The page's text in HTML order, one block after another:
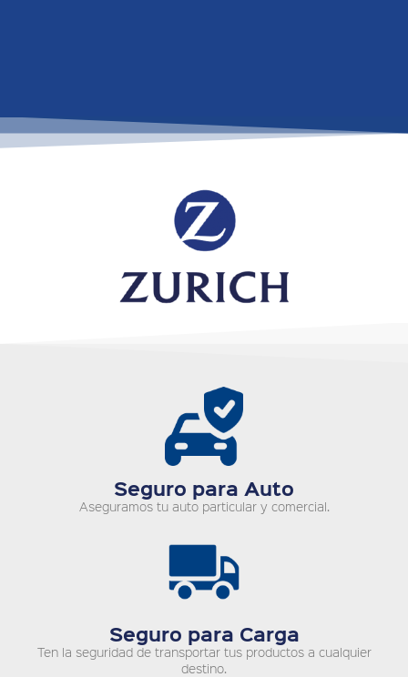
Seguro para Auto
Aseguramos tu auto particular y comercial.
Seguro para Carga
Ten la seguridad de transportar tus productos a cualquier
destino.